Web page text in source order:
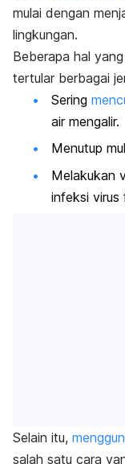
mulai dengan
lingkungan.
Beberapa hal
tertular berbagai
Sering
air mengalir.
Menutup
Melakukan
infeksi virus
Selain itu,
salah satu cara